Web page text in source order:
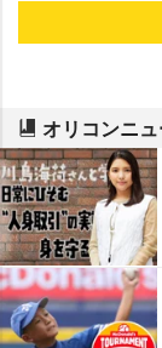
オリコンニ